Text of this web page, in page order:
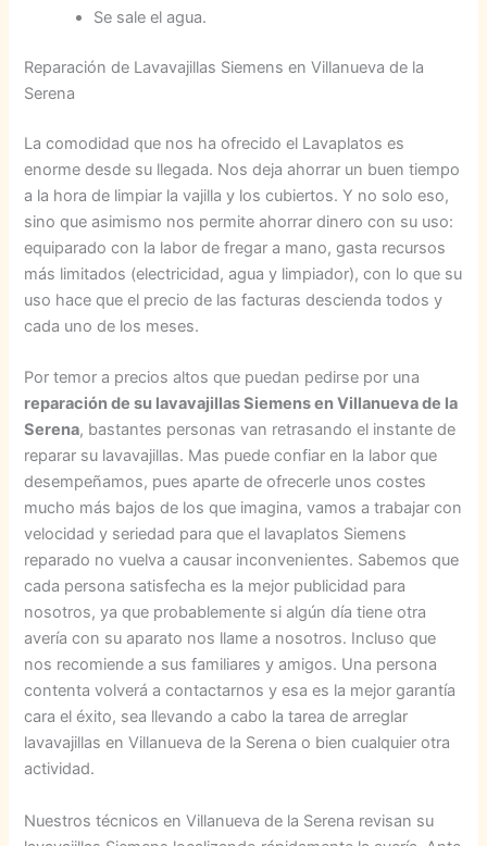
Se sale el agua.
Reparación de Lavavajillas Siemens en Villanueva de la
Serena
La comodidad que nos ha ofrecido el Lavaplatos es
enorme desde su llegada. Nos deja ahorrar un buen tiempo
a la hora de limpiar la vajilla y los cubiertos. Y no solo eso,
sino que asimismo nos permite ahorrar dinero con su uso:
equiparado con la labor de fregar a mano, gasta recursos
más limitados (electricidad, agua y limpiador), con lo que su
uso hace que el precio de las facturas descienda todos y
cada uno de los meses.
Por temor a precios altos que puedan pedirse por una
reparación de su lavavajillas Siemens en Villanueva de la
Serena, bastantes personas van retrasando el instante de
reparar su lavavajillas. Mas puede confiar en la labor que
desempeñamos, pues aparte de ofrecerle unos costes
mucho más bajos de los que imagina, vamos a trabajar con
velocidad y seriedad para que el lavaplatos Siemens
reparado no vuelva a causar inconvenientes. Sabemos que
cada persona satisfecha es la mejor publicidad para
nosotros, ya que probablemente si algún día tiene otra
avería con su aparato nos llame a nosotros. Incluso que
nos recomiende a sus familiares y amigos. Una persona
contenta volverá a contactarnos y esa es la mejor garantía
cara el éxito, sea llevando a cabo la tarea de arreglar
lavavajillas en Villanueva de la Serena o bien cualquier otra
actividad.
Nuestros técnicos en Villanueva de la Serena revisan su